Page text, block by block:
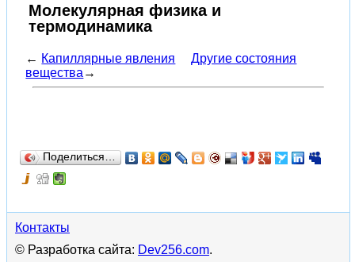
Молекулярная физика и
термодинамика
← Капиллярные явления
Другие состояния
вещества →
Поделиться…
Контакты
© Разработка сайта: Dev256.com.